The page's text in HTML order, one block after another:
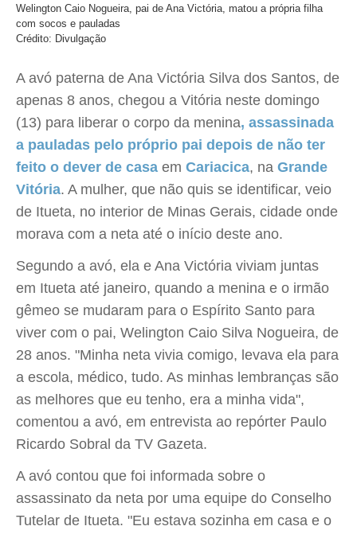
Welington Caio Nogueira, pai de Ana Victória, matou a própria filha
com socos e pauladas
Crédito: Divulgação
A avó paterna de Ana Victória Silva dos Santos, de
apenas 8 anos, chegou a Vitória neste domingo
(13) para liberar o corpo da menina, assassinada
a pauladas pelo próprio pai depois de não ter
feito o dever de casa em Cariacica, na Grande
Vitória. A mulher, que não quis se identificar, veio
de Itueta, no interior de Minas Gerais, cidade onde
morava com a neta até o início deste ano.
Segundo a avó, ela e Ana Victória viviam juntas
em Itueta até janeiro, quando a menina e o irmão
gêmeo se mudaram para o Espírito Santo para
viver com o pai, Welington Caio Silva Nogueira, de
28 anos. "Minha neta vivia comigo, levava ela para
a escola, médico, tudo. As minhas lembranças são
as melhores que eu tenho, era a minha vida",
comentou a avó, em entrevista ao repórter Paulo
Ricardo Sobral da TV Gazeta.
A avó contou que foi informada sobre o
assassinato da neta por uma equipe do Conselho
Tutelar de Itueta. "Eu estava sozinha em casa e o